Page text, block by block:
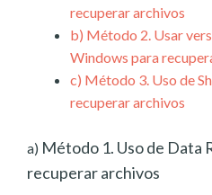
recuperar archivos
b) Método 2. Usar
Windows para
c) Método 3. Uso de
recuperar archivos
a) Método 1. Uso de Data
recuperar archivos